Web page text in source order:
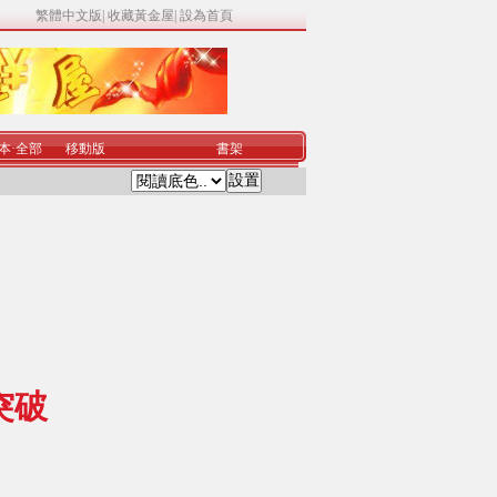
繁體中文版 收藏黃金屋 設為首頁
·全部 移動版 書架
破